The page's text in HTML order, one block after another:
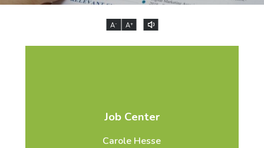
A- A+
Job Center
Carole Hesse